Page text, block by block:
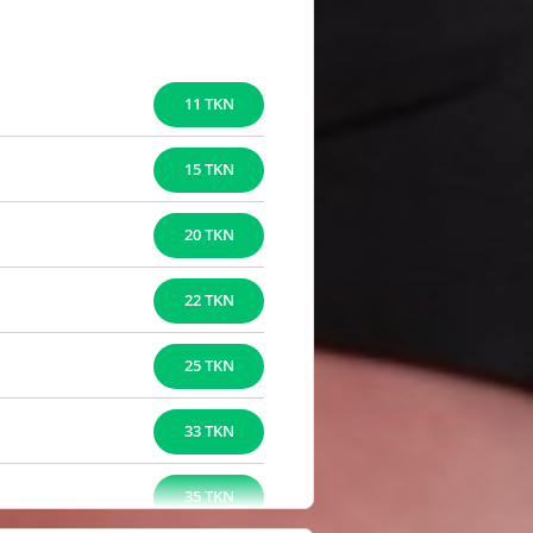
11 TKN
15 TKN
20 TKN
22 TKN
25 TKN
33 TKN
35 TKN